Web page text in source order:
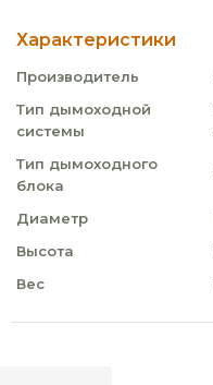
Характеристики
Производитель
Тип дымоходной
системы
Тип дымоходного
блока
Диаметр
Высота
Вес